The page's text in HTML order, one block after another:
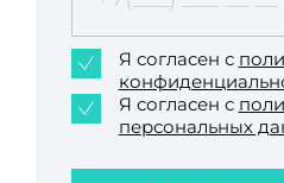
Я согласен с
Я согласен с
персональных